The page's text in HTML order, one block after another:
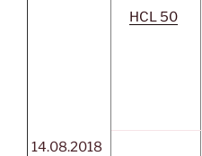
14.08.2018
HCL 50